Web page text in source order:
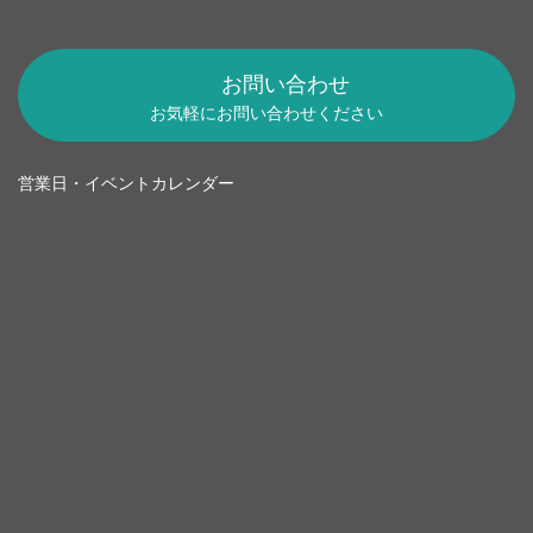
お問い合わせ
お気軽にお問い合わせください
営業日・イベントカレンダー